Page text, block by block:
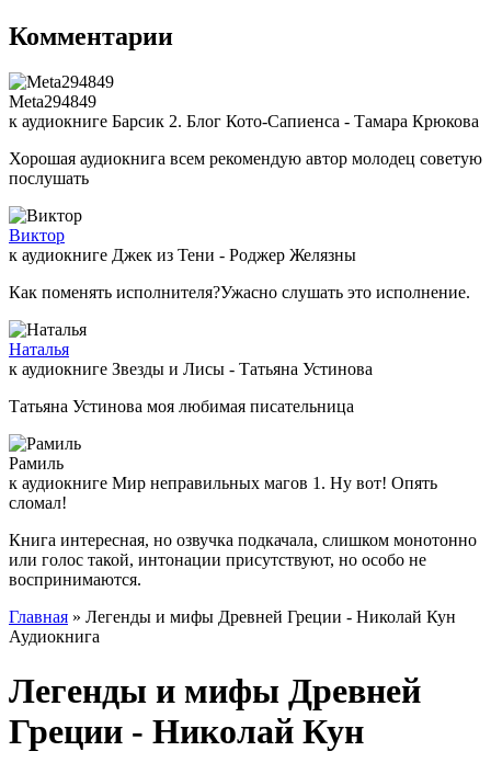
Комментарии
Meta294849
к аудиокниге Барсик 2. Блог Кото-Сапиенса - Тамара Крюкова
Хорошая аудиокнига всем рекомендую автор молодец советую
послушать
Виктор
к аудиокниге Джек из Тени - Роджер Желязны
Как поменять исполнителя?Ужасно слушать это исполнение.
Наталья
к аудиокниге Звезды и Лисы - Татьяна Устинова
Татьяна Устинова моя любимая писательница
Рамиль
к аудиокниге Мир неправильных магов 1. Ну вот! Опять
сломал!
Книга интересная, но озвучка подкачала, слишком монотонно
или голос такой, интонации присутствуют, но особо не
воспринимаются.
Главная » Легенды и мифы Древней Греции - Николай Кун
Аудиокнига
Легенды и мифы Древней
Греции - Николай Кун